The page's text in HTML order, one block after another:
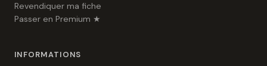
Revendiquer ma fiche
Passer en Premium ★
INFORMATIONS